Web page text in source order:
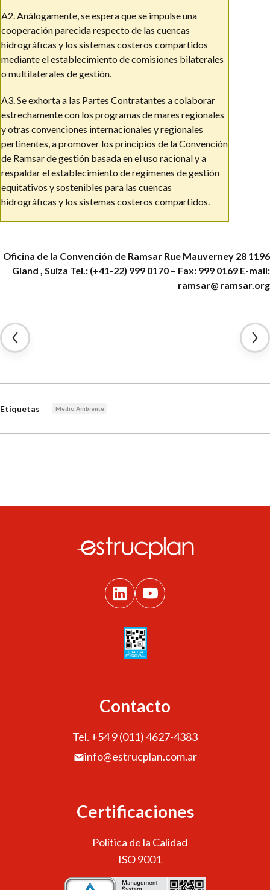
A2. Análogamente, se espera que se impulse una
cooperación parecida respecto de las cuencas
hidrográficas y los sistemas costeros compartidos
mediante el establecimiento de comisiones bilaterales
o multilaterales de gestión.
A3. Se exhorta a las Partes Contratantes a colaborar
estrechamente con los programas de mares regionales
y otras convenciones internacionales y regionales
pertinentes, a promover los principios de la Convención
de Ramsar de gestión basada en el uso racional y a
respaldar el establecimiento de regímenes de gestión
equitativos y sostenibles para las cuencas
hidrográficas y los sistemas costeros compartidos.
Oficina de la Convención de Ramsar Rue Mauverney 28 1196
Gland , Suiza Tel.: (+41-22) 999 0170 – Fax: 999 0169 E-mail:
ramsar@ ramsar.org
Etiquetas Medio Ambiente
Contacto
Tel. +54 9 (011) 4627-4383
info@estrucplan.com.ar
Certificaciones
Política de la Calidad
ISO 9001